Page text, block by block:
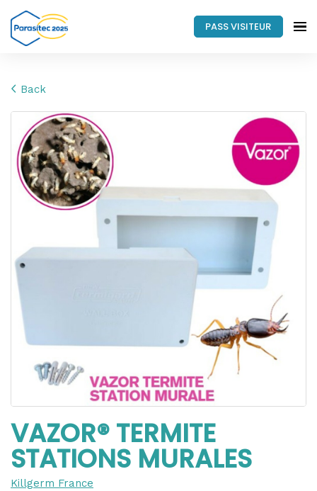
PASS VISITEUR
Back
VAZOR® TERMITE
STATIONS MURALES
Killgerm France